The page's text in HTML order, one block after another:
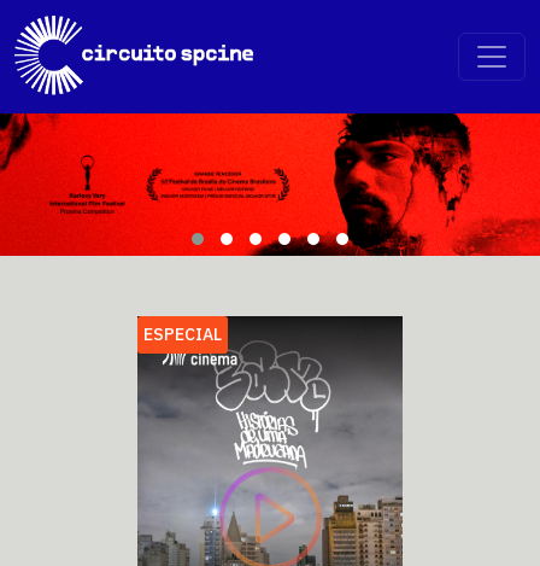
ESPECIAL